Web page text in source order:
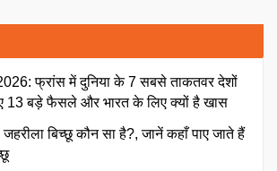
फ्रांस में दुनिया के 7 सबसे ताकतवर देशों
13 बड़े फैसले और भारत के लिए क्यों है खास
बिच्छू कौन सा है?, जानें कहाँ पाए जाते हैं